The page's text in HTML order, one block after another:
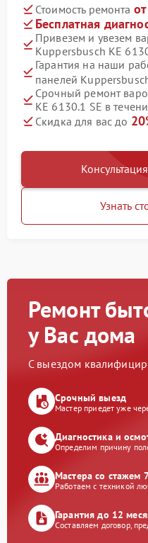
Стоимость ремонта
Бесплатная
Привезем и увезем
Kuppersbusch KE
Гарантия на наши
панелей
Срочный ремонт
KE 6130.1 SE в
Скидка для вас до
Узнать
Ремонт
у Вас дома
С выездом
Срочный выезд
Мастер приедет уже
Диагностика и
Определим причину
Мастера со стажем
Работаем с техникой
Гарантия до 12
Составляем договор,